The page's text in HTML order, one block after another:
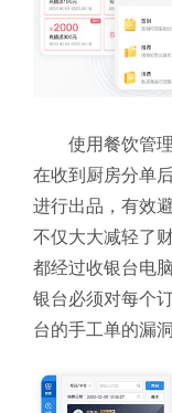
使用餐饮管
在收到厨房分单
进行出品，有效
不仅大大减轻了
都经过收银台电
银台必须对每个
台的手工单的漏洞